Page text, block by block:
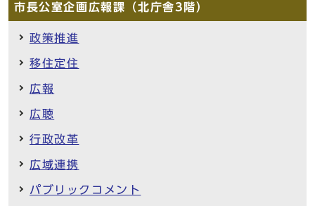
市長公室企画広報課（北庁舎3階）
政策推進
移住定住
広報
広聴
行政改革
広域連携
パブリックコメント